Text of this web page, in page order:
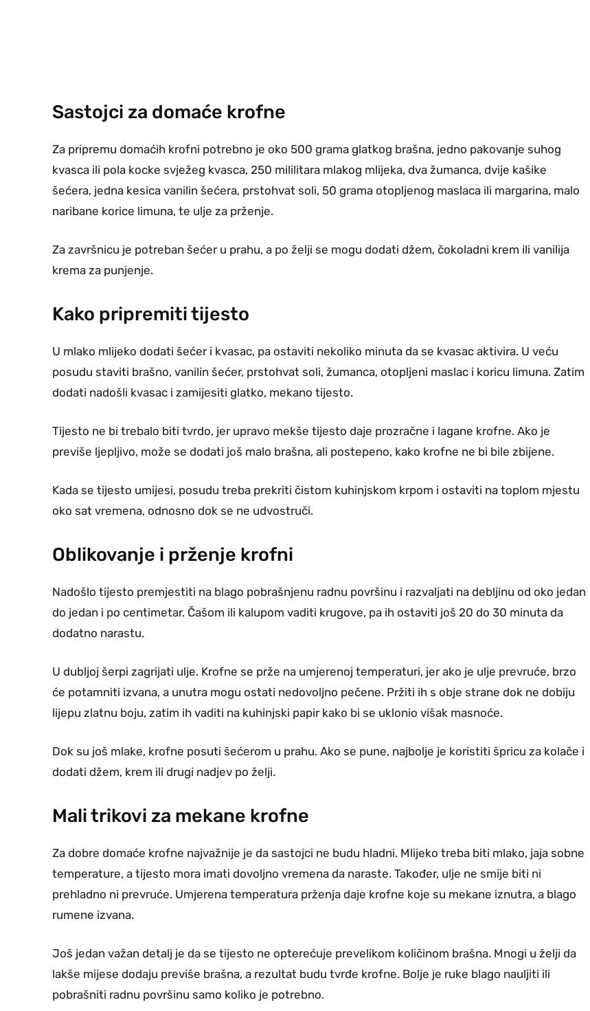
Sastojci za domaće krofne
Za pripremu domaćih krofni potrebno je oko 500 grama glatkog brašna, jedno pakovanje suhog
kvasca ili pola kocke svježeg kvasca, 250 mililitara mlakog mlijeka, dva žumanca, dvije kašike
šećera, jedna kesica vanilin šećera, prstohvat soli, 50 grama otopljenog maslaca ili margarina, malo
naribane korice limuna, te ulje za prženje.
Za završnicu je potreban šećer u prahu, a po želji se mogu dodati džem, čokoladni krem ili vanilija
krema za punjenje.
Kako pripremiti tijesto
U mlako mlijeko dodati šećer i kvasac, pa ostaviti nekoliko minuta da se kvasac aktivira. U veću
posudu staviti brašno, vanilin šećer, prstohvat soli, žumanca, otopljeni maslac i koricu limuna. Zatim
dodati nadošli kvasac i zamijesiti glatko, mekano tijesto.
Tijesto ne bi trebalo biti tvrdo, jer upravo mekše tijesto daje prozračne i lagane krofne. Ako je
previše ljepljivo, može se dodati još malo brašna, ali postepeno, kako krofne ne bi bile zbijene.
Kada se tijesto umijesi, posudu treba prekriti čistom kuhinjskom krpom i ostaviti na toplom mjestu
oko sat vremena, odnosno dok se ne udvostruči.
Oblikovanje i prženje krofni
Nadošlo tijesto premjestiti na blago pobrašnjenu radnu površinu i razvaljati na debljinu od oko jedan
do jedan i po centimetar. Čašom ili kalupom vaditi krugove, pa ih ostaviti još 20 do 30 minuta da
dodatno narastu.
U dubljoj šerpi zagrijati ulje. Krofne se prže na umjerenoj temperaturi, jer ako je ulje prevruće, brzo
će potamniti izvana, a unutra mogu ostati nedovoljno pečene. Pržiti ih s obje strane dok ne dobiju
lijepu zlatnu boju, zatim ih vaditi na kuhinjski papir kako bi se uklonio višak masnoće.
Dok su još mlake, krofne posuti šećerom u prahu. Ako se pune, najbolje je koristiti špricu za kolače i
dodati džem, krem ili drugi nadjev po želji.
Mali trikovi za mekane krofne
Za dobre domaće krofne najvažnije je da sastojci ne budu hladni. Mlijeko treba biti mlako, jaja sobne
temperature, a tijesto mora imati dovoljno vremena da naraste. Također, ulje ne smije biti ni
prehladno ni prevruće. Umjerena temperatura prženja daje krofne koje su mekane iznutra, a blago
rumene izvana.
Još jedan važan detalj je da se tijesto ne opterećuje prevelikom količinom brašna. Mnogi u želji da
lakše mijese dodaju previše brašna, a rezultat budu tvrđe krofne. Bolje je ruke blago nauljiti ili
pobrašniti radnu površinu samo koliko je potrebno.